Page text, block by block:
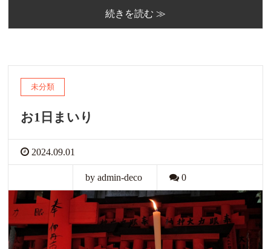
続きを読む ≫
未分類
お1日まいり
2024.09.01
by admin-deco 0